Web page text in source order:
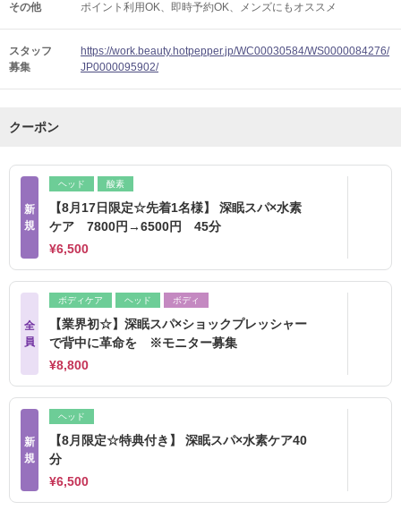
その他 ポイント利用OK 即時予約OK メンズにもオススメ
スタッフ
募集
https://work.beauty.hotpepper.jp/WC00030584/WS0000084276/
JP0000095902/
クーポン
新
規
ヘッド 酸素
【8月17日限定☆先着1名様】 深眠スパ×水素
ケア 7800円→6500円 45分
¥6,500
全
員
ボディケア ヘッド ボディ
【業界初☆】深眠スパ×ショックプレッシャー
で背中に革命を ※モニター募集
¥8,800
新
規
ヘッド
【8月限定☆特典付き】 深眠スパ×水素ケア40
分
¥6,500